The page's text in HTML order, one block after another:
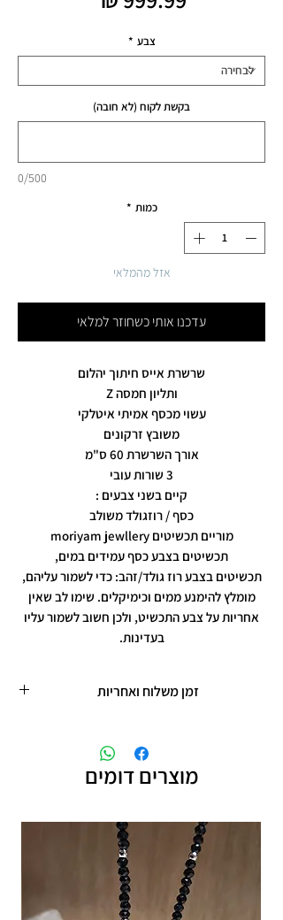
צבע *
בקשת לקוח (לא חובה)
0/500
כמות *
אזל מהמלאי
עדכנו אותי כשחוזר למלאי
שרשרת אייס חיתוך יהלום
ותליון חמסה Z
עשוי מכסף אמיתי איטלקי
משובץ זרקונים
אורך השרשרת 60 ס"מ
3 שורות עובי
קיים בשני צבעים :
כסף / רוזגולד משולב
מוריים תכשיטים moriyam jewllery
תכשיטים בצבע כסף עמידים במים,
תכשיטים בצבע רוז גולד/זהב: כדי לשמור עליהם,
מומלץ להימנע ממים וכימיקלים. שימו לב שאין
אחריות על צבע התכשיט, ולכן חשוב לשמור עליו
בעדינות.
זמן משלוח ואחריות
תכשיטים בציפוי רוזגולד/זהב ,עיצוב אישי,
חריטות אישיות.
תוספת זמן הכנה של 4 ימי עסקים.
שיבוץ אבנים ,וצבע כסף.
אין אחריות על צבע רוזגולד/זהב ,
מוצרים דומים